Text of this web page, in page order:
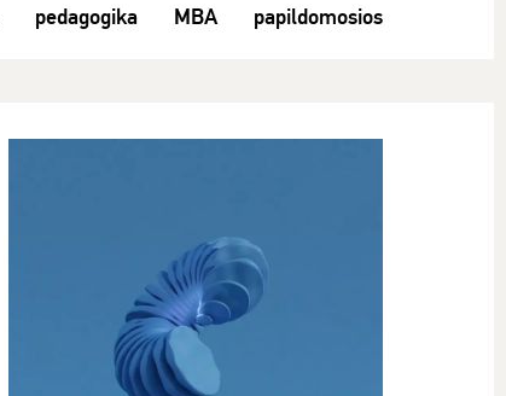
pedagogika MBA papildomosios